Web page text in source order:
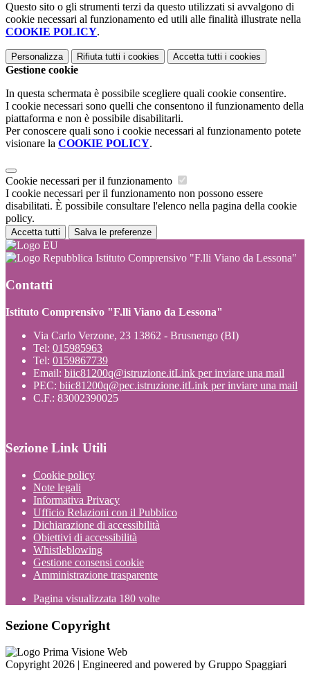
Questo sito o gli strumenti terzi da questo utilizzati si avvalgono di
cookie necessari al funzionamento ed utili alle finalità illustrate nella
COOKIE POLICY.
Personalizza Rifiuta tutti i cookies Accetta tutti i cookies
Gestione cookie
In questa schermata è possibile scegliere quali cookie consentire.
I cookie necessari sono quelli che consentono il funzionamento della
piattaforma e non è possibile disabilitarli.
Per conoscere quali sono i cookie necessari al funzionamento potete
visionare la COOKIE POLICY.
Cookie necessari per il funzionamento
I cookie necessari per il funzionamento non possono essere
disabilitati. È possibile consultare l'elenco nella pagina della cookie
policy.
Accetta tutti Salva le preferenze
Istituto Comprensivo "F.lli Viano da Lessona"
Contatti
Istituto Comprensivo "F.lli Viano da Lessona"
Via Carlo Verzone, 23 13862 - Brusnengo (BI)
Tel: 015985963
Tel: 0159867739
Email: biic81200q@istruzione.itLink per inviare una mail
PEC: biic81200q@pec.istruzione.itLink per inviare una mail
C.F.: 83002390025
Sezione Link Utili
Cookie policy
Note legali
Informativa Privacy
Ufficio Relazioni con il Pubblico
Dichiarazione di accessibilità
Obiettivi di accessibilità
Whistleblowing
Gestione consensi cookie
Amministrazione trasparente
Pagina visualizzata 180 volte
Sezione Copyright
Copyright 2026 | Engineered and powered by Gruppo Spaggiari